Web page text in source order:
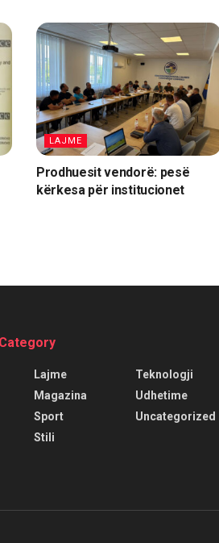
LAJME
Prodhuesit vendorë: pesë
kërkesa për institucionet
Lajme
Magazina
Sport
Stili
Teknologji
Udhetime
Uncategorized